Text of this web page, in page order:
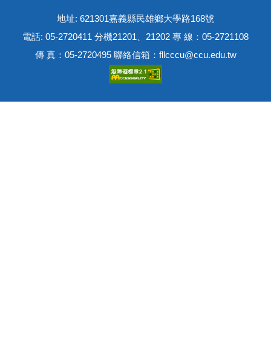
地址: 621301嘉義縣民雄鄉大學路168號
電話: 05-2720411 分機21201、21202 專 線：05-2721108
傳 真：05-2720495 聯絡信箱：fllcccu@ccu.edu.tw